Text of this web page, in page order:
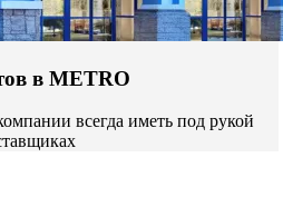
в METRO
всегда иметь под рукой